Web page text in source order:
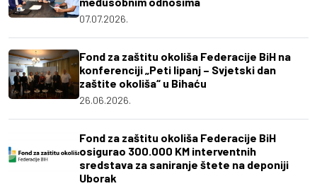
07.07.2026.
Fond za zaštitu okoliša Federacije BiH na
konferenciji „Peti lipanj – Svjetski dan
zaštite okoliša“ u Bihaću
26.06.2026.
Fond za zaštitu okoliša Federacije BiH
osigurao 300.000 KM interventnih
sredstava za saniranje štete na deponiji
Uborak